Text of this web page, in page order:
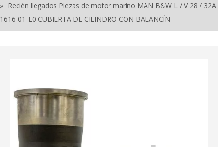
» Recién llegados Piezas de motor marino MAN B&W L / V 28 / 32A
1616-01-E0 CUBIERTA DE CILINDRO CON BALANCÍN